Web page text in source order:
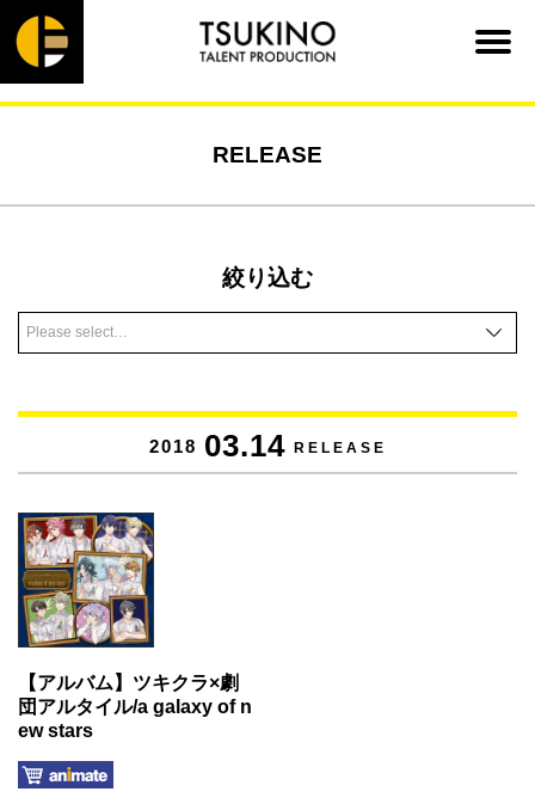
RELEASE
絞り込む
2018 03.14 RELEASE
【アルバム】ツキクラ×劇
団アルタイル/a galaxy of n
ew stars